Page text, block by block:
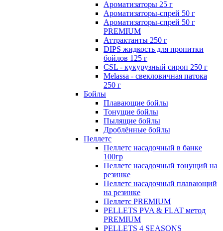
Ароматизаторы 25 г
Ароматизаторы-спрей 50 г
Ароматизаторы-спрей 50 г
PREMIUM
Аттрактанты 250 г
DIPS жидкость для пропитки
бойлов 125 г
CSL - кукурузный сироп 250 г
Melassa - свекловичная патока
250 г
Бойлы
Плавающие бойлы
Тонущие бойлы
Пылящие бойлы
Дроблённые бойлы
Пеллетс
Пеллетс насадочный в банке
100гр
Пеллетс насадочный тонущий на
резинке
Пеллетс насадочный плавающий
на резинке
Пеллетс PREMIUM
PELLETS PVA & FLAT метод
PREMIUM
PELLETS 4 SEASONS